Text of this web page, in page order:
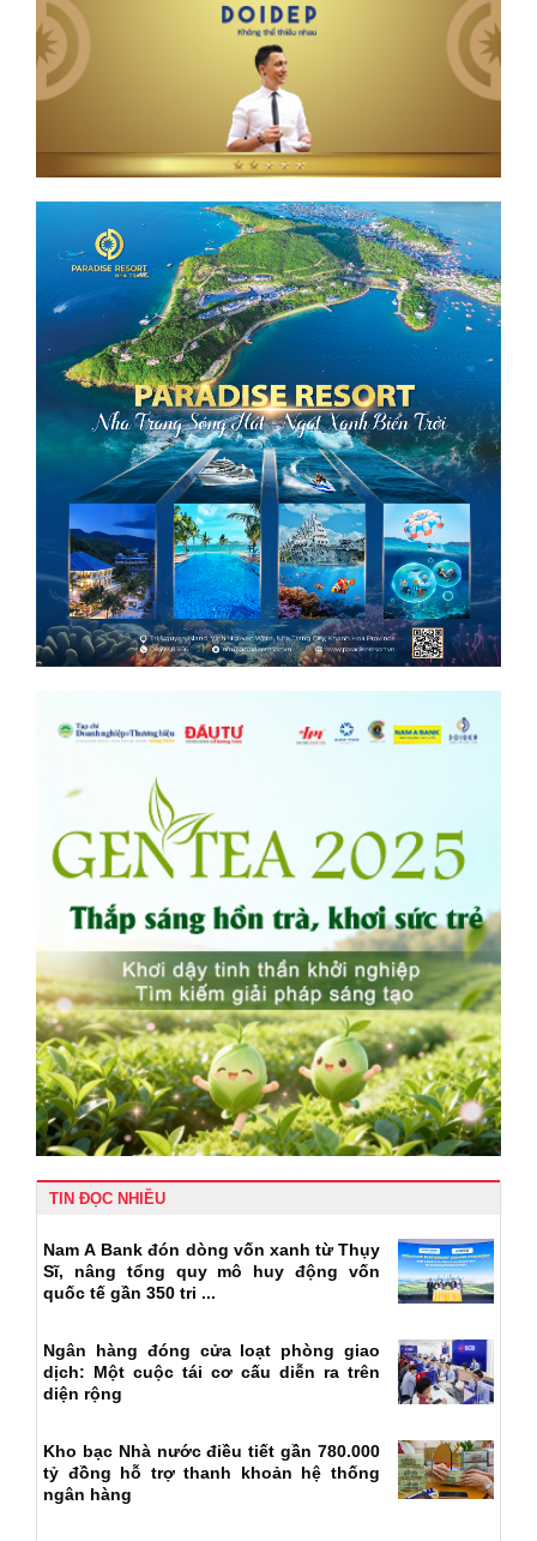
TIN ĐỌC NHIỀU
Nam A Bank đón dòng vốn xanh từ Thụy
Sĩ, nâng tổng quy mô huy động vốn
quốc tế gần 350 tri ...
Ngân hàng đóng cửa loạt phòng giao
dịch: Một cuộc tái cơ cấu diễn ra trên
diện rộng
Kho bạc Nhà nước điều tiết gần 780.000
tỷ đồng hỗ trợ thanh khoản hệ thống
ngân hàng